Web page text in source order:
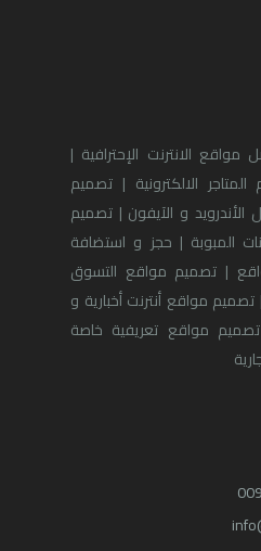
الانترنت الإحترافية |
الالكترونية | تصميم
الأندرويد و الآيفون | تصميم
المبوبة | حجز و استضافة
| تصميم مواقع التسوق
مواقع أنترنت أخبارية و
مواقع تعريفية خاصة